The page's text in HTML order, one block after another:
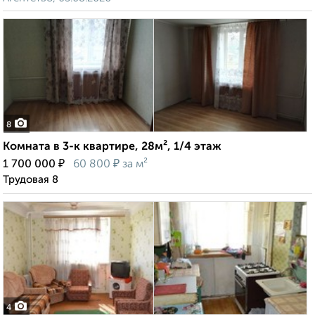
8
Комната в 3-к квартире, 28м², 1/4 этаж
1 700 000 ₽ 60 800 ₽ за м²
Трудовая 8
4